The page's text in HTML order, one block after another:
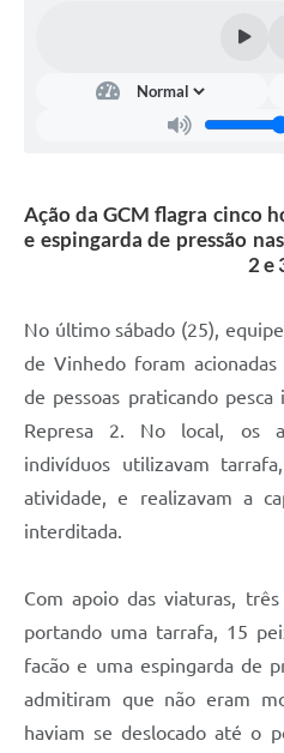
Arquivos para Download
Contas Públicas
Serviços Online
Ação da GCM flagra cinco
e espingarda de pressão
2 e
No último sábado (25),
de Vinhedo foram
de pessoas praticando
Represa 2. No local, os
indivíduos utilizavam
atividade, e realizavam a
interditada.
Com apoio das viaturas,
portando uma tarrafa, 15
facão e uma espingarda de
admitiram que não eram
haviam se deslocado até o